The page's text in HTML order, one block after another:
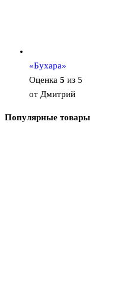
«Бухара»
Оценка 5 из 5
от Дмитрий
Популярные товары